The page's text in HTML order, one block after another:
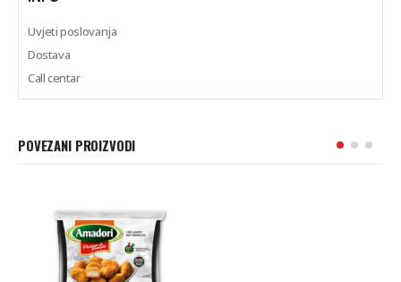
Uvjeti poslovanja
Dostava
Call centar
POVEZANI PROIZVODI